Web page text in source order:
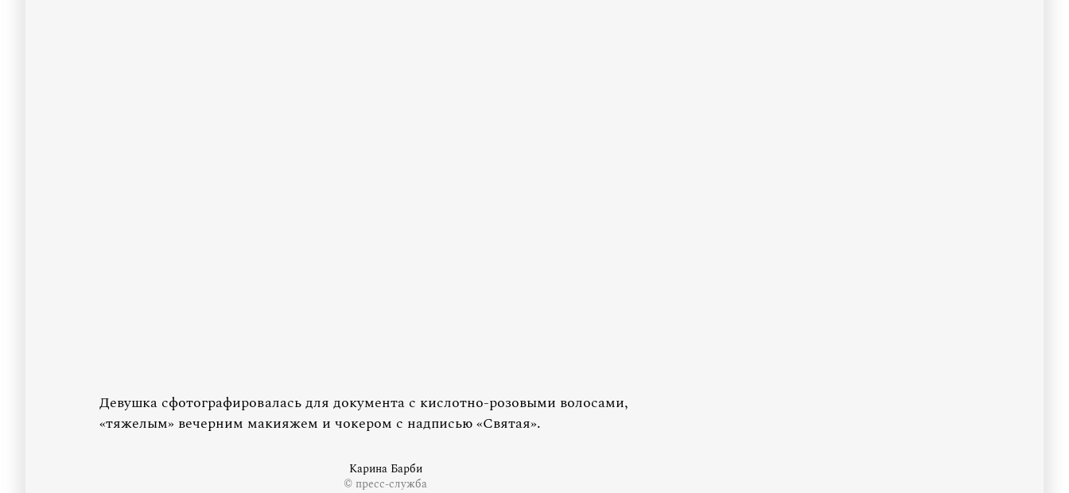
Девушка сфотографировалась для документа с кислотно-розовыми волосами,
«тяжелым» вечерним макияжем и чокером с надписью «Святая».
Карина Барби
© пресс-служба